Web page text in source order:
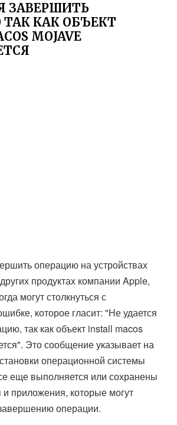
ЗАВЕРШИТЬ
КАК ОБЪЕКТ
MOJAVE
операцию на устройствах
продуктах компании Apple,
могут столкнуться с
которое гласит: "Не удается
так как объект install macos
Это сообщение указывает на
операционной системы
еще выполняется или сохранены
приложения, которые могут
операции.